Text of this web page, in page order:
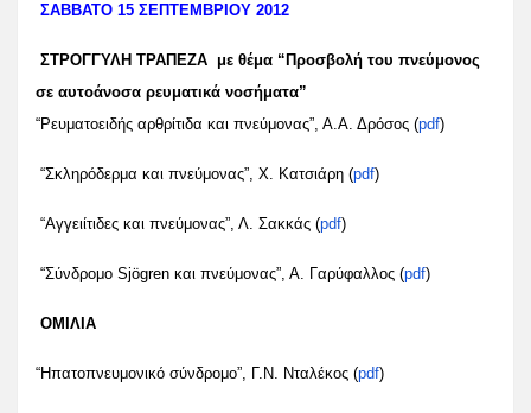
ΣΑΒΒΑΤΟ 15 ΣΕΠΤΕΜΒΡΙΟΥ 2012
ΣΤΡΟΓΓΥΛΗ ΤΡΑΠΕΖΑ με θέμα “Προσβολή του πνεύμονος
σε αυτοάνοσα ρευματικά νοσήματα”
“Ρευματοειδής αρθρίτιδα και πνεύμονας”, Α.Α. Δρόσος (pdf)
“Σκληρόδερμα και πνεύμονας”, Χ. Κατσιάρη (pdf)
“Αγγειίτιδες και πνεύμονας”, Λ. Σακκάς (pdf)
“Σύνδρομο Sjögren και πνεύμονας”, Α. Γαρύφαλλος (pdf)
ΟΜΙΛΙΑ
“Ηπατοπνευμονικό σύνδρομο”, Γ.Ν. Νταλέκος (pdf)